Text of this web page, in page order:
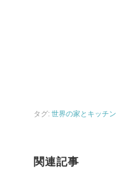
タグ: 世界の家とキッチン
関連記事